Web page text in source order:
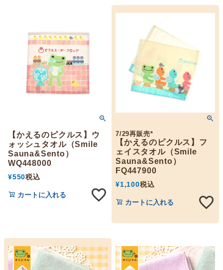
【かえるのピクルス】ウ
ォッシュタオル（Smile
Sauna&Sento）
WQ448000
¥550税込
カートに入れる
7/29再販売*
【かえるのピクルス】フ
ェイスタオル（Smile
Sauna&Sento）
FQ447900
¥1,100税込
カートに入れる